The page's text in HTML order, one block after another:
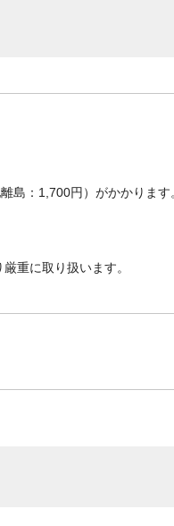
島：1,700円）がかかりま
重に取り扱います。